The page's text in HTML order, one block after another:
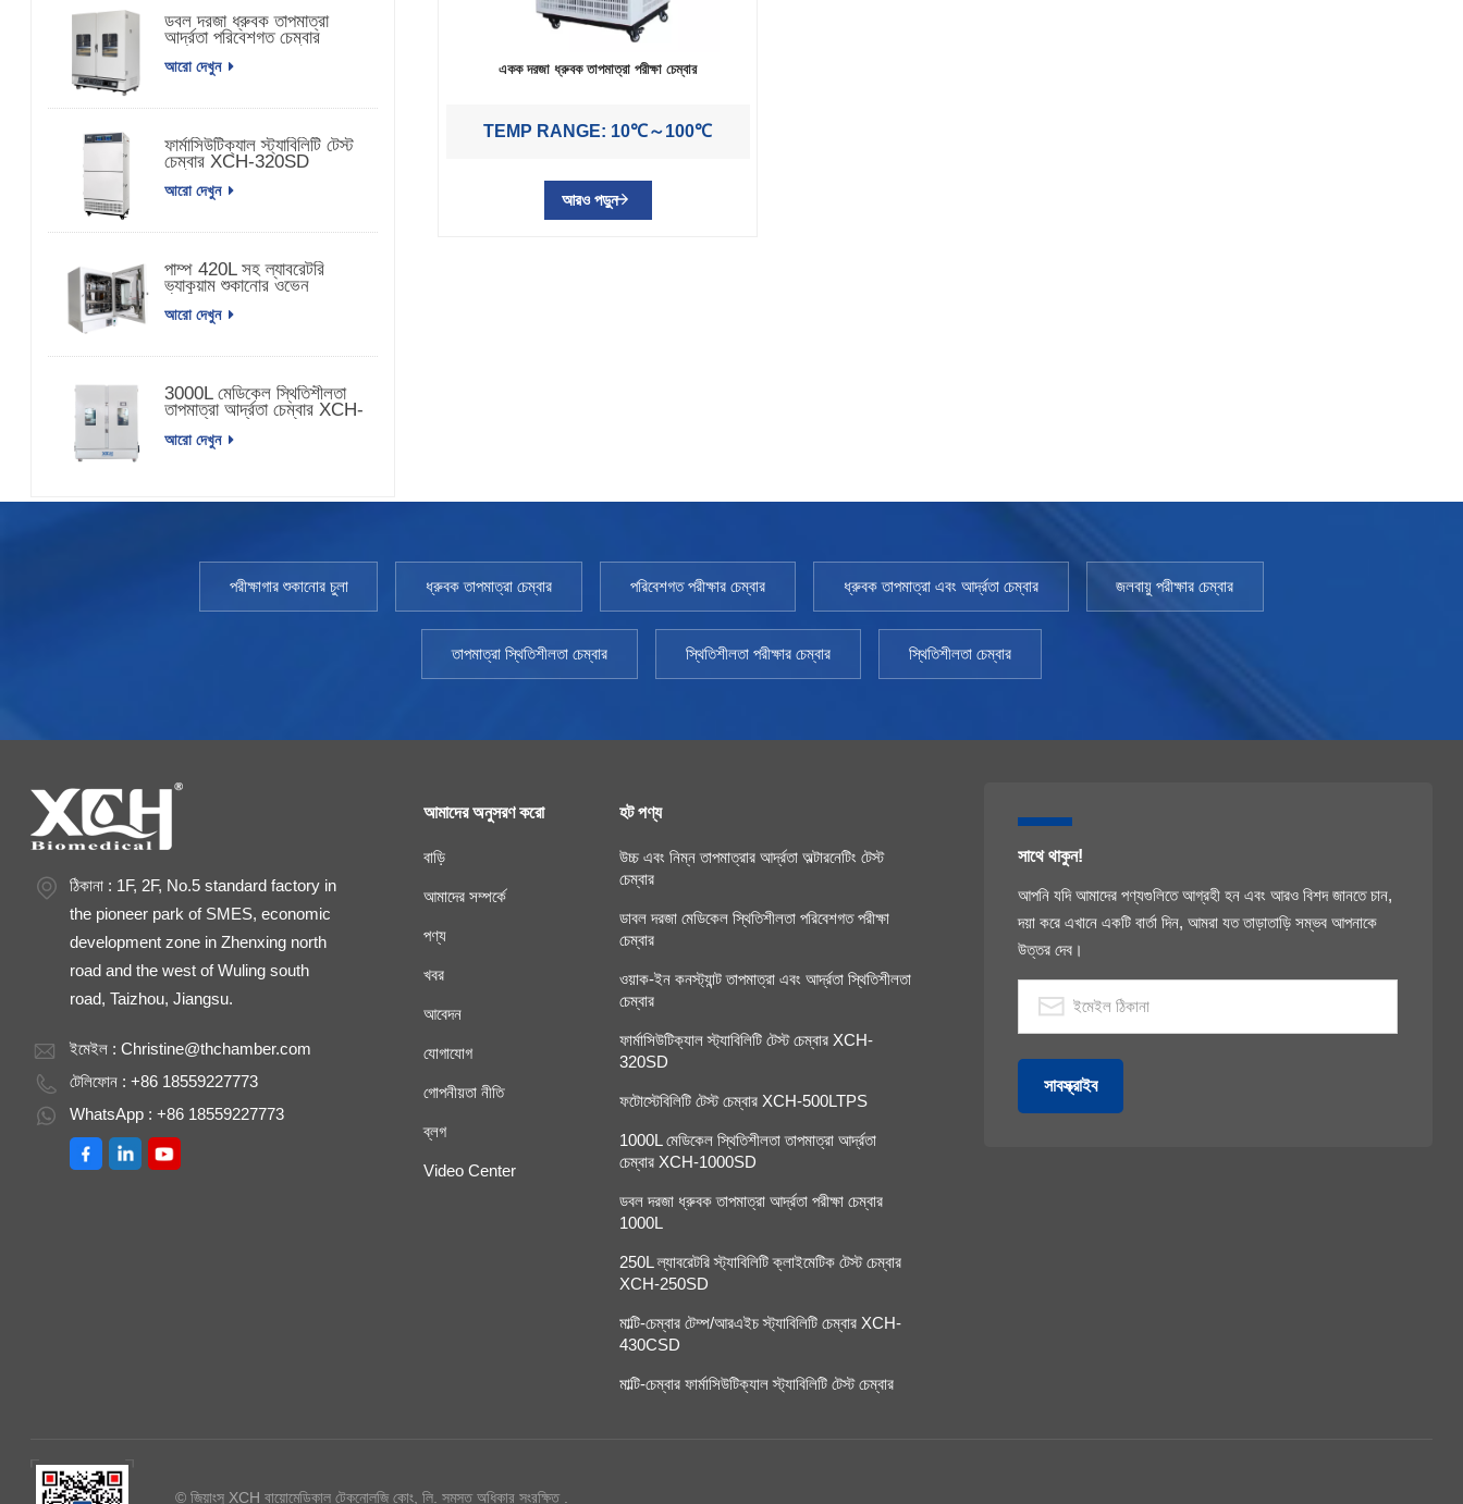
ডবল দরজা ধ্রুবক তাপমাত্রা
আর্দ্রতা পরিবেশগত চেম্বার
আরো দেখুন
ফার্মাসিউটিক্যাল স্ট্যাবিলিটি টেস্ট
চেম্বার XCH-320SD
আরো দেখুন
পাম্প 420L সহ ল্যাবরেটরি
ভ্যাকুয়াম শুকানোর ওভেন
আরো দেখুন
3000L মেডিকেল স্থিতিশীলতা
তাপমাত্রা আর্দ্রতা চেম্বার XCH-
3000SD
আরো দেখুন
একক দরজা ধ্রুবক তাপমাত্রা পরীক্ষা চেম্বার
TEMP RANGE: 10℃～100℃
আরও পড়ুন
পরীক্ষাগার শুকানোর চুলা ধ্রুবক তাপমাত্রা চেম্বার পরিবেশগত পরীক্ষার চেম্বার ধ্রুবক তাপমাত্রা এবং আর্দ্রতা চেম্বার জলবায়ু পরীক্ষার চেম্বার
তাপমাত্রা স্থিতিশীলতা চেম্বার স্থিতিশীলতা পরীক্ষার চেম্বার স্থিতিশীলতা চেম্বার
ঠিকানা : 1F, 2F, No.5 standard factory in
the pioneer park of SMES, economic
development zone in Zhenxing north
road and the west of Wuling south
road, Taizhou, Jiangsu.
ইমেইল :Christine@thchamber.com
টেলিফোন : +86 18559227773
WhatsApp : +86 18559227773
আমাদের অনুসরণ করো
বাড়ি
আমাদের সম্পর্কে
পণ্য
খবর
আবেদন
যোগাযোগ
গোপনীয়তা নীতি
ব্লগ
Video Center
হট পণ্য
উচ্চ এবং নিম্ন তাপমাত্রার আর্দ্রতা অল্টারনেটিং টেস্ট
চেম্বার
ডাবল দরজা মেডিকেল স্থিতিশীলতা পরিবেশগত পরীক্ষা
চেম্বার
ওয়াক-ইন কনস্ট্যান্ট তাপমাত্রা এবং আর্দ্রতা স্থিতিশীলতা
চেম্বার
ফার্মাসিউটিক্যাল স্ট্যাবিলিটি টেস্ট চেম্বার XCH-
320SD
ফটোস্টেবিলিটি টেস্ট চেম্বার XCH-500LTPS
1000L মেডিকেল স্থিতিশীলতা তাপমাত্রা আর্দ্রতা
চেম্বার XCH-1000SD
ডবল দরজা ধ্রুবক তাপমাত্রা আর্দ্রতা পরীক্ষা চেম্বার
1000L
250L ল্যাবরেটরি স্ট্যাবিলিটি ক্লাইমেটিক টেস্ট চেম্বার
XCH-250SD
মাল্টি-চেম্বার টেম্প/আরএইচ স্ট্যাবিলিটি চেম্বার XCH-
430CSD
মাল্টি-চেম্বার ফার্মাসিউটিক্যাল স্ট্যাবিলিটি টেস্ট চেম্বার
সাথে থাকুন!
আপনি যদি আমাদের পণ্যগুলিতে আগ্রহী হন এবং আরও বিশদ জানতে চান,
দয়া করে এখানে একটি বার্তা দিন, আমরা যত তাড়াতাড়ি সম্ভব আপনাকে
উত্তর দেব।
© জিয়াংসু XCH বায়োমেডিকাল টেকনোলজি কোং, লি. সমস্ত অধিকার সংরক্ষিত .